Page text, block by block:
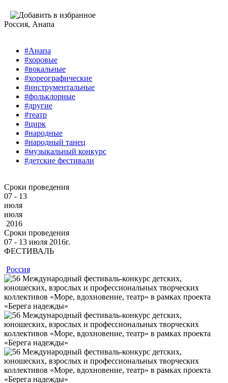
Россия, Анапа
#Анапа
#хоровые
#вокальные
#хореографические
#инструментальные
#фольклорные
#другие
#театр
#цирк
#народные
#народный танец
#музыкальный конкурс
#детские фестивали
Сроки проведения
07 - 13
июля
июля
2016
Сроки проведения
07 ‐ 13 июля 2016г.
ФЕСТИВАЛЬ
Россия